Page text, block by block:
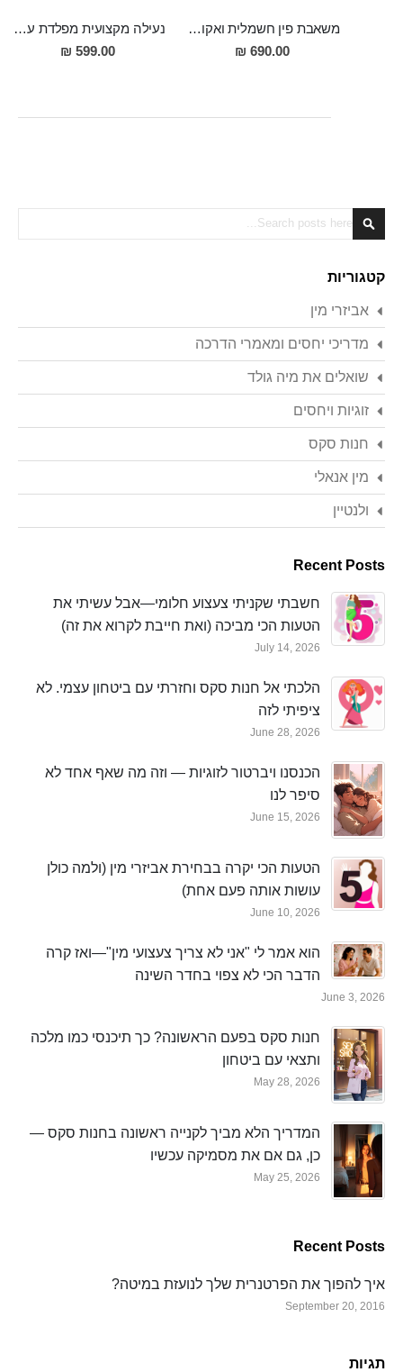
משאבת פין חשמלית ואקום מתקדמת – עמידה למים IPX7 עם תצוגת LCD, 4 רמות לחץ + 9 רמות שאיבה עוצמתיות, להארכה והגדלת הפין
690.00 ₪
נעילה מקצועית מפלדת על חלד
599.00 ₪
Search
Search
קטגוריות
אביזרי מין
מדריכי יחסים ומאמרי הדרכה
שואלים את מיה גולד
זוגיות ויחסים
חנות סקס
מין אנאלי
ולנטיין
Recent Posts
חשבתי שקניתי צעצוע חלומי—אבל עשיתי את
הטעות הכי מביכה (ואת חייבת לקרוא את זה)
July 14, 2026
הלכתי אל חנות סקס וחזרתי עם ביטחון עצמי. לא
ציפיתי לזה
June 28, 2026
הכנסנו ויברטור לזוגיות — וזה מה שאף אחד לא
סיפר לנו
June 15, 2026
הטעות הכי יקרה בבחירת אביזרי מין (ולמה כולן
עושות אותה פעם אחת)
June 10, 2026
הוא אמר לי "אני לא צריך צעצועי מין"—ואז קרה
הדבר הכי לא צפוי בחדר השינה
June 3, 2026
חנות סקס בפעם הראשונה? כך תיכנסי כמו מלכה
ותצאי עם ביטחון
May 28, 2026
המדריך הלא מביך לקנייה ראשונה בחנות סקס —
כן, גם אם את מסמיקה עכשיו
May 25, 2026
Recent Posts
איך להפוך את הפרטנרית שלך לנועזת במיטה?
September 20, 2016
תגיות